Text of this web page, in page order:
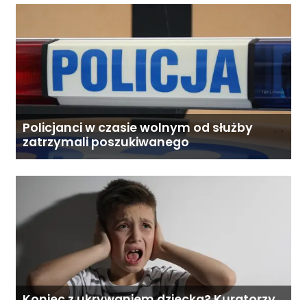
Policjanci w czasie wolnym od służby
zatrzymali poszukiwanego